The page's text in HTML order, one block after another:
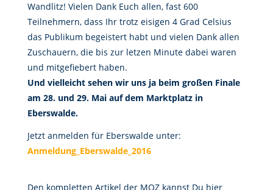
Wandlitz! Vielen Dank Euch allen, fast 600
Teilnehmern, dass Ihr trotz eisigen 4 Grad Celsius
das Publikum begeistert habt und vielen Dank allen
Zuschauern, die bis zur letzen Minute dabei waren
und mitgefiebert haben.
Und vielleicht sehen wir uns ja beim großen Finale
am 28. und 29. Mai auf dem Marktplatz in
Eberswalde.
Jetzt anmelden für Eberswalde unter:
Anmeldung_Eberswalde_2016
Den kompletten Artikel der MOZ kannst Du hier